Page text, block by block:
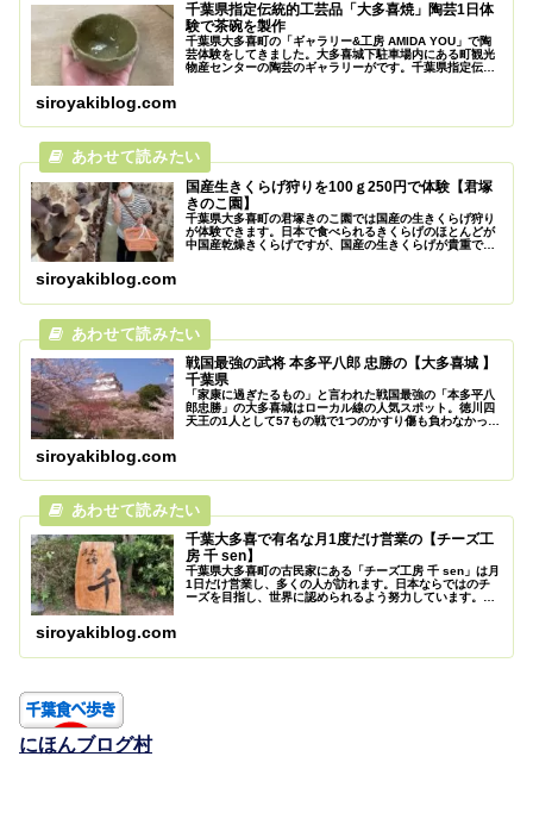
千葉県指定伝統的工芸品「大多喜焼」陶芸1日体
験で茶碗を製作
千葉県大多喜町の「ギャラリー&工房 AMIDA YOU」で陶
芸体験をしてきました。大多喜城下駐車場内にある町観光
物産センターの陶芸のギャラリーがです。千葉県指定伝統
siroyakiblog.com
国産生きくらげ狩りを100ｇ250円で体験【君塚
きのこ園】
千葉県大多喜町の君塚きのこ園では国産の生きくらげ狩り
が体験できます。日本で食べられるきくらげのほとんどが
中国産乾燥きくらげですが、国産の生きくらげが貴重で
siroyakiblog.com
戦国最強の武将 本多平八郎 忠勝の【大多喜城 】
千葉県
「家康に過ぎたるもの」と言われた戦国最強の「本多平八
郎忠勝」の大多喜城はローカル線の人気スポット。徳川四
天王の1人として57もの戦で1つのかすり傷も負わなかった
siroyakiblog.com
千葉大多喜で有名な月1度だけ営業の【チーズ工
房 千 sen】
千葉県大多喜町の古民家にある「チーズ工房 千 sen」は月
1日だけ営業し、多くの人が訪れます。日本ならではのチ
ーズを目指し、世界に認められるよう努力しています。国
siroyakiblog.com
にほんブログ村